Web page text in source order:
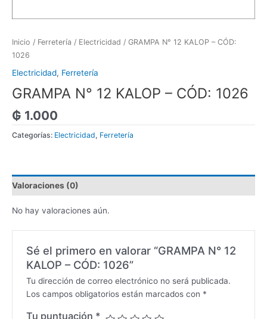
Inicio / Ferretería / Electricidad / GRAMPA N° 12 KALOP – CÓD:
1026
Electricidad, Ferretería
GRAMPA N° 12 KALOP – CÓD: 1026
₲ 1.000
Categorías: Electricidad, Ferretería
Valoraciones (0)
No hay valoraciones aún.
Sé el primero en valorar “GRAMPA N° 12
KALOP – CÓD: 1026”
Tu dirección de correo electrónico no será publicada.
Los campos obligatorios están marcados con *
Tu puntuación *